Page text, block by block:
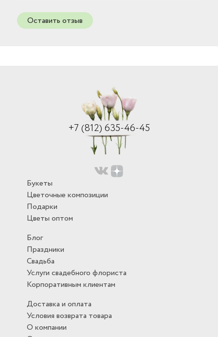
Оставить отзыв
+7 (812) 635-46-45
Букеты
Цветочные композиции
Подарки
Цветы оптом
Блог
Праздники
Свадьба
Услуги свадебного флориста
Корпоративным клиентам
Доставка и оплата
Условия возврата товара
О компании